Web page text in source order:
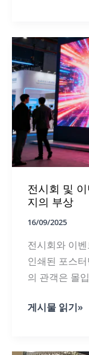
도
우
의
투
명
LED
필
름
매
뉴
얼
전시회 및
지의 부상
16/09/2025
전시회와 이
인쇄된 포스
의 관객은 몰
시회, 제품 출
전
이
게시물 읽기»